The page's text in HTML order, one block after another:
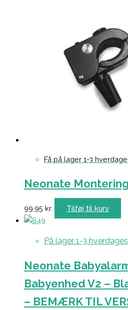
Få på lager 1-3
Neonate
99,95 kr. Tilføj til kurv
På lager 1-3
Neonate
Babyenhed V2 –
– BEMÆRK TIL